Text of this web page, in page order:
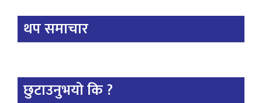
थप समाचार
छुटाउनुभयो कि ?